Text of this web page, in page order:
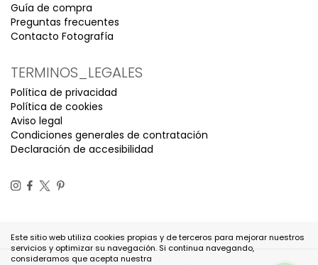
Guía de compra
Preguntas frecuentes
Contacto Fotografía
TERMINOS_LEGALES
Política de privacidad
Política de cookies
Aviso legal
Condiciones generales de contratación
Declaración de accesibilidad
Este sitio web utiliza cookies propias y de terceros para mejorar nuestros
servicios y optimizar su navegación. Si continua navegando,
consideramos que acepta nuestra